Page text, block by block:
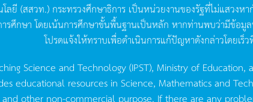
ลยี (สสวท.) กระทรวงศึกษาธิการ เป็นหน่วยงานของรัฐที่ไม่แสวงหา
รศึกษา โดยเน้นการศึกษาขั้นพื้นฐานเป็นหลัก หากท่านพบว่ามีข้อมูล
โปรดแจ้งให้ทราบเพื่อดำเนินการแก้ปัญหาดังกล่าวโดยเร็
Science and Technology (IPST), Ministry of
educational resources in Science, Mathematics and
other non-commercial purpose. If there are any